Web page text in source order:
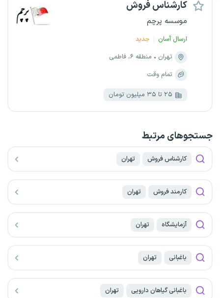
کارشناس فروش
موسسه پرچم
ارسال آسان
جدید
تهران
منطقه ۶، فاطمی
تمام وقت
۲۵ تا ۳۵ میلیون تومان
جستجو‌های مرتبط
کارشناس فروش تهران
کارمند فروش تهران
آزمایشگاه تهران
باغبانی تهران
باغبانی گیاهان دارویی تهران